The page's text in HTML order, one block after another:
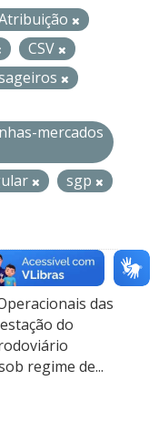
CSV
mercados
sgp
das
do
regime de...